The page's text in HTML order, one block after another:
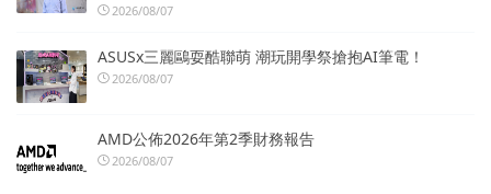
2026/08/07
ASUSx三麗鷗耍酷聯萌 潮玩開學祭搶抱AI筆電！
2026/08/07
AMD公佈2026年第2季財務報告
2026/08/07